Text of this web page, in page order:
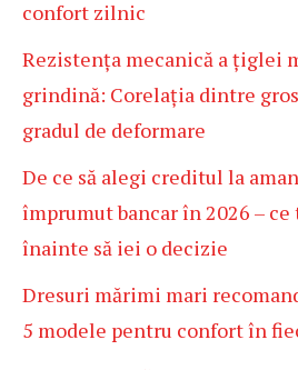
confort zilnic
Rezistența mecanică a țiglei
grindină: Corelația dintre
gradul de deformare
De ce să alegi creditul la
împrumut bancar în 2026 –
înainte să iei o decizie
Dresuri mărimi mari
5 modele pentru confort în